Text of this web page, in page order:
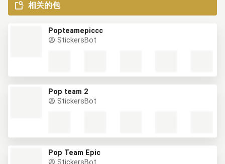
相关的包
Popteamepiccc
StickersBot
Pop team 2
StickersBot
Pop Team Epic
StickersBot